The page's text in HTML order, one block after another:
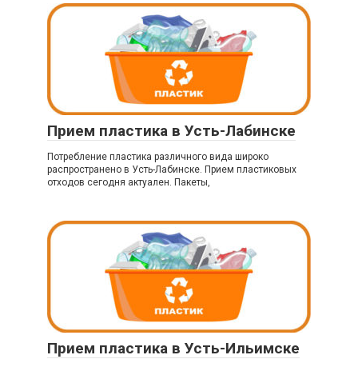
Прием пластика в Усть-Лабинске
Потребление пластика различного вида широко
распространено в Усть-Лабинске. Прием пластиковых
отходов сегодня актуален. Пакеты,
Прием пластика в Усть-Ильимске